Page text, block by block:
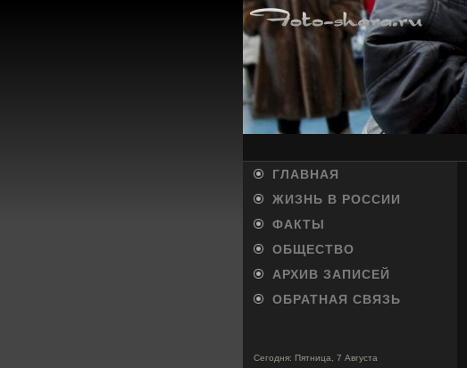
ГЛАВНАЯ
ЖИЗНЬ В РОССИИ
ФАКТЫ
ОБЩЕСТВО
АРХИВ ЗАПИСЕЙ
ОБРАТНАЯ СВЯЗЬ
Сегодня: Пятница, 7 Августа